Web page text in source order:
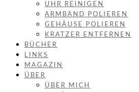
UHR REINIGEN
ARMBAND POLIEREN
GEHÄUSE POLIEREN
KRATZER ENTFERNEN
BÜCHER
LINKS
MAGAZIN
ÜBER
ÜBER MICH